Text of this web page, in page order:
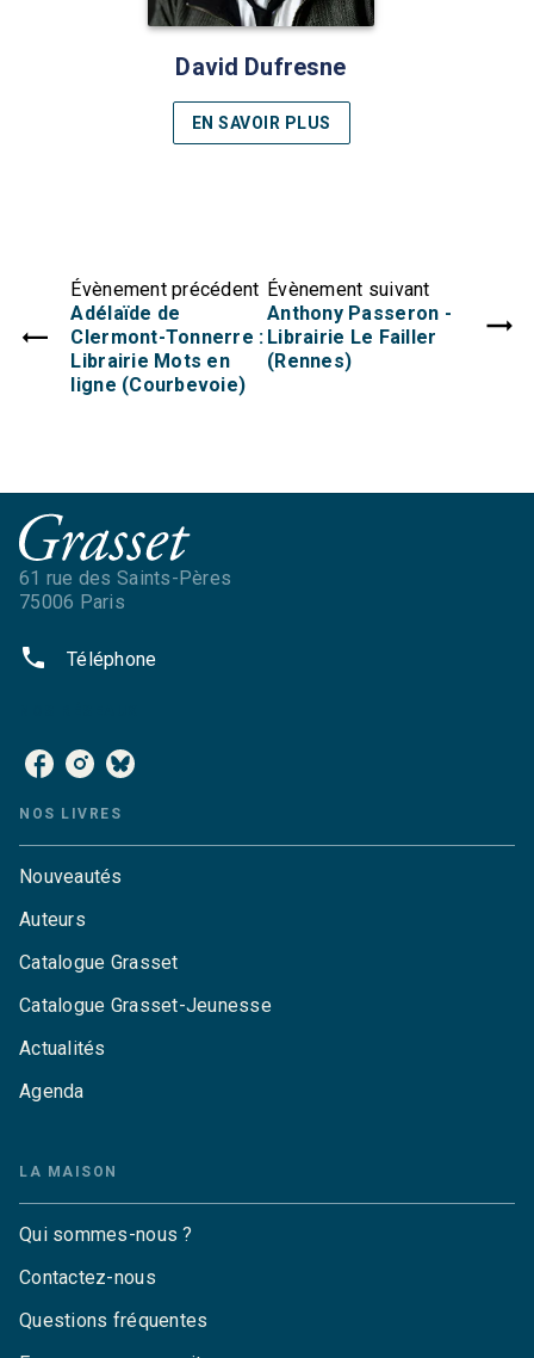
David Dufresne
EN SAVOIR PLUS
Évènement précédent
Adélaïde de
Clermont-Tonnerre :
Librairie Mots en
ligne (Courbevoie)
Évènement suivant
Anthony Passeron -
Librairie Le Failler
(Rennes)
61 rue des Saints-Pères
75006 Paris
phone Téléphone
NOS LIVRES
Nouveautés
Auteurs
Catalogue Grasset
Catalogue Grasset-Jeunesse
Actualités
Agenda
LA MAISON
Qui sommes-nous ?
Contactez-nous
Questions fréquentes